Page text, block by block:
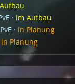
· im Aufbau
· in Planung
in Planung